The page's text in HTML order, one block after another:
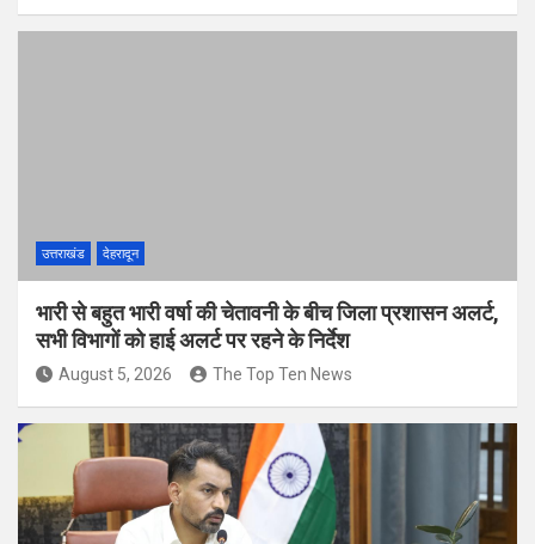
उत्तराखंड देहरादून
भारी से बहुत भारी वर्षा की चेतावनी के बीच जिला प्रशासन अलर्ट,
सभी विभागों को हाई अलर्ट पर रहने के निर्देश
August 5, 2026 The Top Ten News